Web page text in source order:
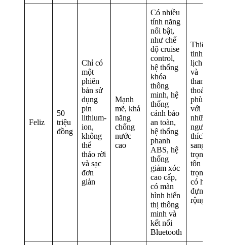
Feliz
50
triệu
đồng
Chỉ có
một
phiên
bản sử
dụng
pin
lithium-
ion,
không
thể
tháo rời
và sạc
đơn
giản
Mạnh
mẽ, khả
năng
chống
nước
cao
Có nhiều
tính năng
nổi bật,
như chế
độ cruise
control,
hệ thống
khóa
thông
minh, hệ
thống
cảnh báo
an toàn,
hệ thống
phanh
ABS, hệ
thống
giảm xóc
cao cấp,
có màn
hình hiển
thị thông
minh và
kết nối
Bluetooth
Thiết kế
tinh tế,
lịch lãm
và
thanh
thoát,
phù hợp
với
những
người
thích sự
sang
trọng và
tôn
trọng,
có hộp
đựng đồ
rộng rãi